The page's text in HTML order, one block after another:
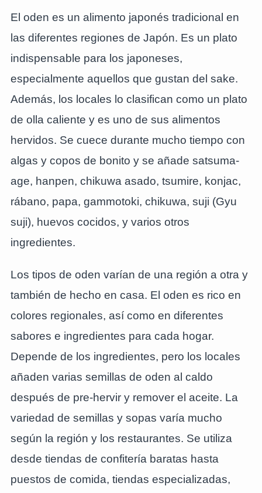
El oden es un alimento japonés tradicional en
las diferentes regiones de Japón. Es un plato
indispensable para los japoneses,
especialmente aquellos que gustan del sake.
Además, los locales lo clasifican como un plato
de olla caliente y es uno de sus alimentos
hervidos. Se cuece durante mucho tiempo con
algas y copos de bonito y se añade satsuma-
age, hanpen, chikuwa asado, tsumire, konjac,
rábano, papa, gammotoki, chikuwa, suji (Gyu
suji), huevos cocidos, y varios otros
ingredientes.
Los tipos de oden varían de una región a otra y
también de hecho en casa. El oden es rico en
colores regionales, así como en diferentes
sabores e ingredientes para cada hogar.
Depende de los ingredientes, pero los locales
añaden varias semillas de oden al caldo
después de pre-hervir y remover el aceite. La
variedad de semillas y sopas varía mucho
según la región y los restaurantes. Se utiliza
desde tiendas de confitería baratas hasta
puestos de comida, tiendas especializadas,